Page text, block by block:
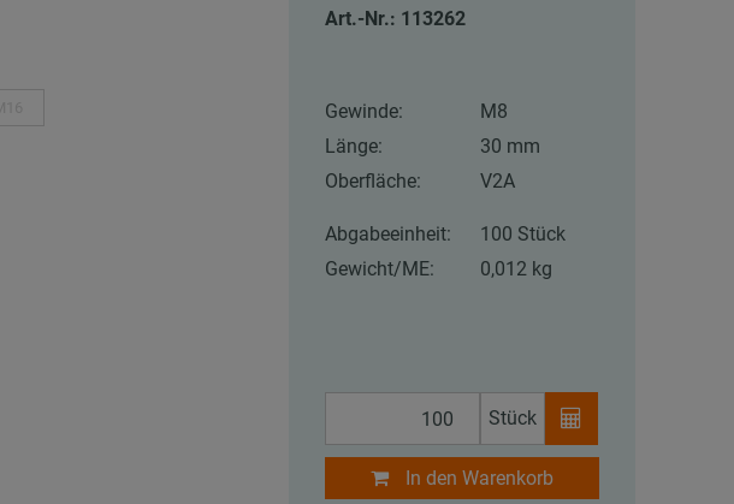
Art.-Nr.: 113262
Gewinde:
M8
Länge:
30 mm
Oberfläche:
V2A
Abgabeeinheit:
100 Stück
Gewicht/ME:
0,012 kg
Stück
In den Warenkorb